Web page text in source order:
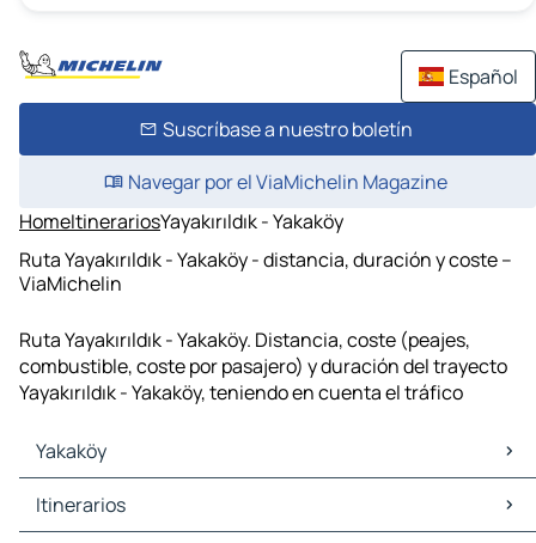
Español
Suscríbase a nuestro boletín
Navegar por el ViaMichelin Magazine
HomeItinerariosYayakırıldık - Yakaköy
Ruta Yayakırıldık - Yakaköy - distancia, duración y coste –
ViaMichelin
Ruta Yayakırıldık - Yakaköy. Distancia, coste (peajes,
combustible, coste por pasajero) y duración del trayecto
Yayakırıldık - Yakaköy, teniendo en cuenta el tráfico
Yakaköy
Yakaköy Mapas Planos
Yakaköy Trafico
Itinerarios